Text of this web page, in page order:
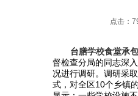
点击：
台膳学校食堂承
督检查分局的同志深
况进行调研。调研采
式，对全区10个乡镇